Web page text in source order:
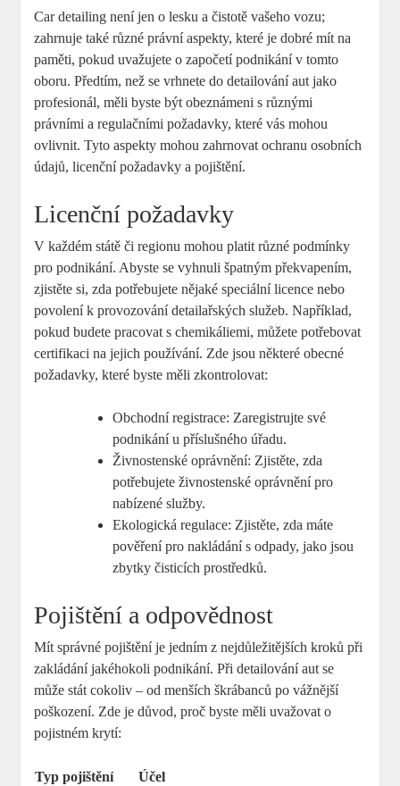
Car detailing není⁤ jen o lesku a čistotě vašeho vozu;
zahrnuje také různé právní aspekty, které je dobré mít na
paměti, pokud⁣ uvažujete o započetí podnikání v tomto
oboru. Předtím, než se vrhnete do detailování⁢ aut ‌jako⁤
profesionál,⁤ měli byste být obeznámeni​ s různými
právními a regulačními požadavky, které‌ vás mohou
⁢ovlivnit. Tyto aspekty mohou zahrnovat ochranu osobních
údajů, ‌licenční požadavky a pojištění.
Licenční požadavky
V ⁢každém státě ⁤či regionu mohou platit⁤ různé podmínky
pro podnikání. Abyste⁣ se vyhnuli špatným překvapením,
zjistěte si, zda potřebujete nějaké speciální licence nebo
povolení k provozování detailařských služeb. Například,
‌pokud budete pracovat s chemikáliemi, můžete potřebovat
certifikaci​ na​ jejich používání. Zde jsou‍ některé obecné
požadavky, které ⁢byste měli zkontrolovat:
Obchodní registrace: Zaregistrujte ⁣své
podnikání u příslušného úřadu.
Živnostenské oprávnění: Zjistěte, zda
potřebujete živnostenské oprávnění⁢ pro⁣
nabízené služby.
Ekologická regulace: Zjistěte, zda​ máte
pověření pro nakládání s odpady, jako jsou
zbytky čisticích prostředků.
Pojištění ​a odpovědnost
Mít správné pojištění je jedním z nejdůležitějších kroků při
zakládání jakéhokoli podnikání. Při detailování aut se
může stát cokoliv – od menších ‌škrábanců po vážnější
poškození. Zde je důvod, proč byste měli ‍uvažovat o
pojistném krytí:
Typ pojištění
Účel